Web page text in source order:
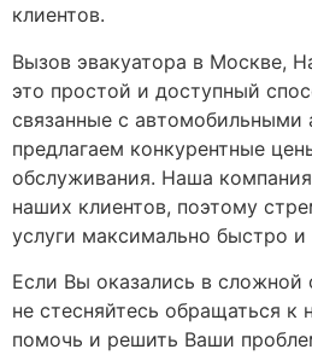
клиентов.
Вызов эвакуатора в Москве,
это простой и доступный
связанные с
предлагаем конкурентные
обслуживания. Наша
наших клиентов, поэтому
услуги максимально быстро и
Если Вы оказались в сложной
не стесняйтесь обращаться к
помочь и решить Ваши